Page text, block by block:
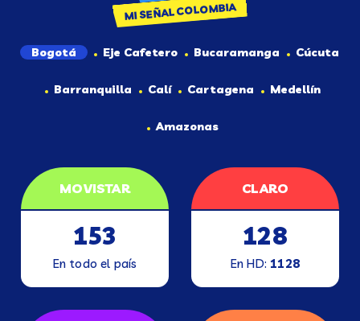
MI SEÑAL COLOMBIA
Bogotá Eje Cafetero Bucaramanga Cúcuta
Barranquilla Calí Cartagena Medellín
Amazonas
MOVISTAR
153
En todo el país
CLARO
128
En HD:1128